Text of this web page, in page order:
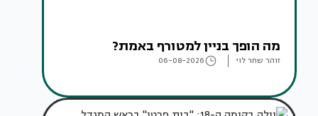
מה הופך בניין למטורף באמת?
זוהר שחר לוי 06-08-2026